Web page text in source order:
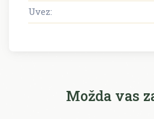
Uvez:
Možda vas